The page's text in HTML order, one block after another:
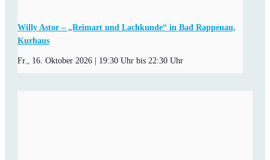
Willy Astor – „Reimart und Lachkunde“ in Bad Rappenau,
Kurhaus
Fr., 16. Oktober 2026 | 19:30 Uhr bis 22:30 Uhr